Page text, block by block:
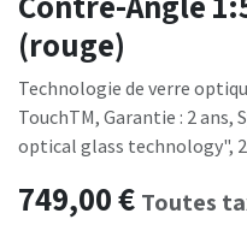
(rouge)
Technologie de verre
TouchTM, Garantie : 2
optical glass technology",
749,00€ Toutes